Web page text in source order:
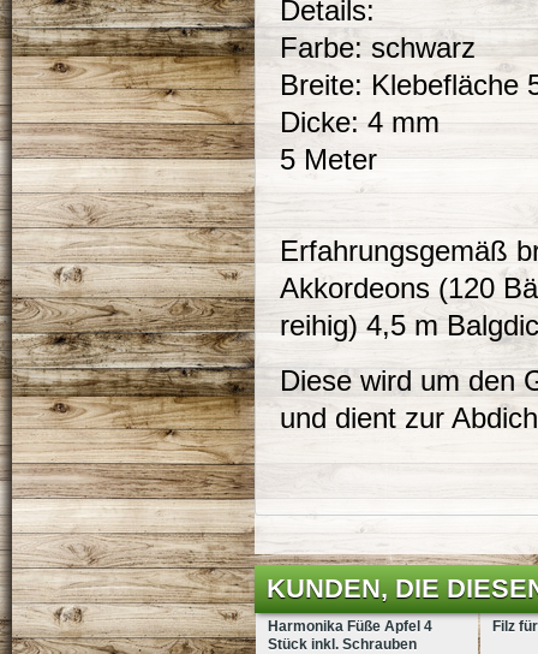
Details:
Farbe: schwarz
Breite: Klebefläche
Dicke: 4 mm
5 Meter
Erfahrungsgemäß
Akkordeons (120
reihig) 4,5 m
Diese wird um den
und dient zur
KUNDEN, DIE
Harmonika Füße Apfel 4
Stück inkl. Schrauben
Filz